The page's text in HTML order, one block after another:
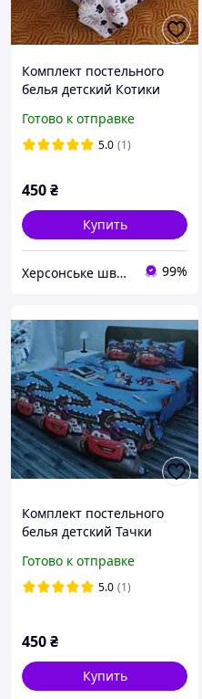
Комплект постельного
белья детский Котики
Готово к отправке
5.0 (1)
450₴
Купить
Херсонське швейне об'єднання 99%
Комплект постельного
белья детский Тачки
Готово к отправке
5.0 (1)
450₴
Купить